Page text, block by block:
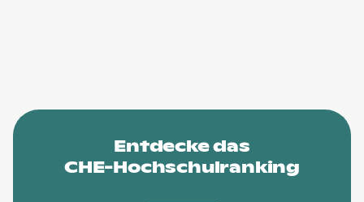
Entdecke das
CHE-Hochschulranking